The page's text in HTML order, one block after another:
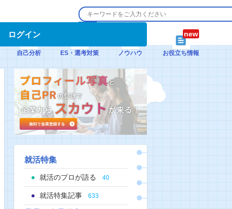
自己分析 ES・選考対策 ノウハウ お役立ち情報
ログイン
就活特集
就活のプロが語る 40
就活特集記事 633